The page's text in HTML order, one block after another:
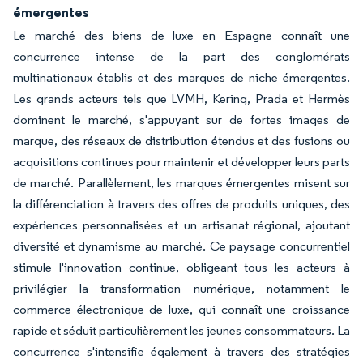
émergentes
Le marché des biens de luxe en Espagne connaît une
concurrence intense de la part des conglomérats
multinationaux établis et des marques de niche émergentes.
Les grands acteurs tels que LVMH, Kering, Prada et Hermès
dominent le marché, s'appuyant sur de fortes images de
marque, des réseaux de distribution étendus et des fusions ou
acquisitions continues pour maintenir et développer leurs parts
de marché. Parallèlement, les marques émergentes misent sur
la différenciation à travers des offres de produits uniques, des
expériences personnalisées et un artisanat régional, ajoutant
diversité et dynamisme au marché. Ce paysage concurrentiel
stimule l'innovation continue, obligeant tous les acteurs à
privilégier la transformation numérique, notamment le
commerce électronique de luxe, qui connaît une croissance
rapide et séduit particulièrement les jeunes consommateurs. La
concurrence s'intensifie également à travers des stratégies